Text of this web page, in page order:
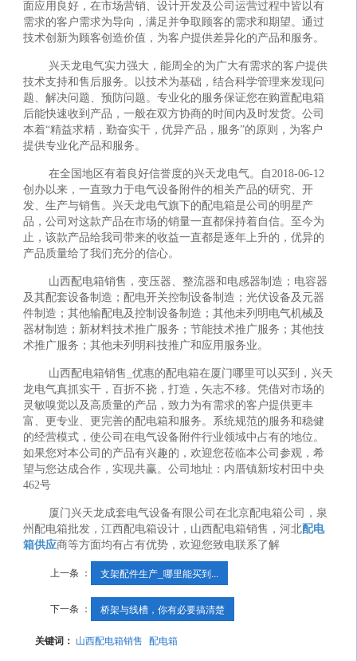
面应用良好，在市场营销、设计开发及公司运营过程中皆以有
需求的客户需求为导向，满足并争取顾客的需求和期望。通过
技术创新为顾客创造价值，为客户提供差异化的产品和服务。
兴天龙电气实力强大，能周全的为广大有需求的客户提供
技术支持和售后服务。以技术为基础，结合科学管理来发现问
题、解决问题、预防问题。专业化的服务保证您在购置配电箱
后能快速收到产品，一般在双方协商的时间内及时发货。公司
本着“精益求精，勤奋实干，优异产品，服务”的原则，为客户
提供专业化产品和服务。
在全国地区有着良好信誉度的兴天龙电气。自2018-06-12
创办以来，一直致力于电气设备附件的相关产品的研究、开
发、生产与销售。兴天龙电气旗下的配电箱是公司的明星产
品，公司对这款产品在市场的销量一直都保持着自信。至今为
止，该款产品给我司带来的收益一直都是逐年上升的，优异的
产品质量给了我们充分的信心。
山西配电箱销售，变压器、整流器和电感器制造；电容器
及其配套设备制造；配电开关控制设备制造；光伏设备及元器
件制造；其他输配电及控制设备制造；其他未列明电气机械及
器材制造；新材料技术推广服务；节能技术推广服务；其他技
术推广服务；其他未列明科技推广和应用服务业。
山西配电箱销售_优惠的配电箱在厦门哪里可以买到，兴天
龙电气真抓实干，百折不挠，打造，矢志不移。凭借对市场的
灵敏嗅觉以及高质量的产品，致力为有需求的客户提供更丰
富、更专业、更完善的配电箱和服务。系统规范的服务和稳健
的经营模式，使公司在电气设备附件行业领域中占有的地位。
如果您对本公司的产品有兴趣的，欢迎您莅临本公司参观，希
望与您达成合作，实现共赢。公司地址：内厝镇新垵村田中央
462号
厦门兴天龙成套电气设备有限公司在北京配电箱公司，泉
州配电箱批发，江西配电箱设计，山西配电箱销售，河北配电
箱供应商等方面均有占有优势，欢迎您致电联系了解
上一条 ： 支架配件生产_哪里能买到...
下一条 ： 桥架与线槽，你有必要搞清楚
关键词： 山西配电箱销售 配电箱